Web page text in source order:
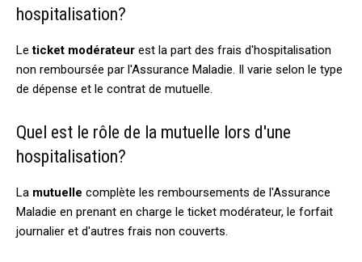
hospitalisation?
Leticket modérateur est la part des frais d'hospitalisation
non remboursée par l'Assurance Maladie. Il varie selon le type
de dépense et le contrat de mutuelle.
Quel est le rôle de la mutuelle lors d'une
hospitalisation?
La mutuelle complète les remboursements de l'Assurance
Maladie en prenant en charge le ticket modérateur, le forfait
journalier et d'autres frais non couverts.